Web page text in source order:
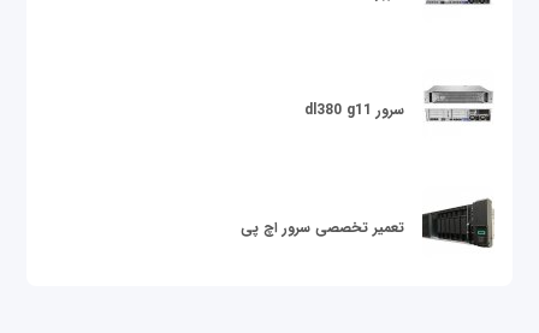
سرور dl380 g11
تعمیر تخصصی سرور اچ پی